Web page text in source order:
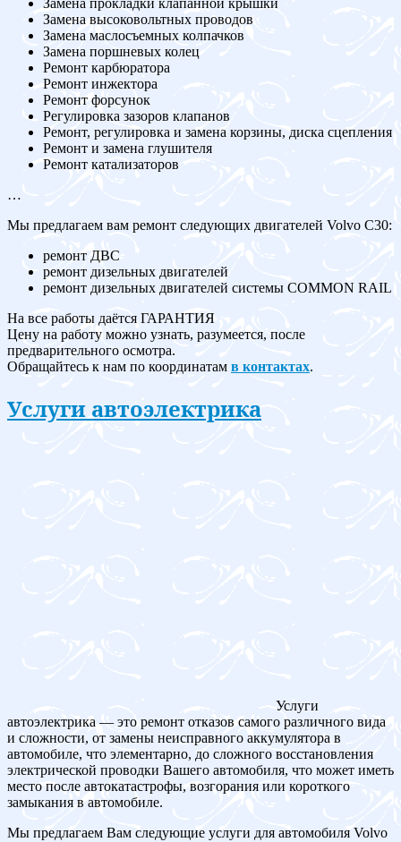
Замена прокладки клапанной крышки
Замена высоковольтных проводов
Замена маслосъемных колпачков
Замена поршневых колец
Ремонт карбюратора
Ремонт инжектора
Ремонт форсунок
Регулировка зазоров клапанов
Ремонт, регулировка и замена корзины, диска сцепления
Ремонт и замена глушителя
Ремонт катализаторов
…
Мы предлагаем вам ремонт следующих двигателей Volvo C30:
ремонт ДВС
ремонт дизельных двигателей
ремонт дизельных двигателей системы COMMON RAIL
На все работы даётся ГАРАНТИЯ
Цену на работу можно узнать, разумеется, после
предварительного осмотра.
Обращайтесь к нам по координатам в контактах.
Услуги автоэлектрика
Услуги
автоэлектрика — это ремонт отказов самого различного вида
и сложности, от замены неисправного аккумулятора в
автомобиле, что элементарно, до сложного восстановления
электрической проводки Вашего автомобиля, что может иметь
место после автокатастрофы, возгорания или короткого
замыкания в автомобиле.
Мы предлагаем Вам следующие услуги для автомобиля Volvo